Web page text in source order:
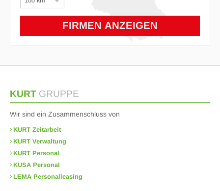
KURT GRUPPE
Wir sind ein Zusammenschluss von
KURT Zeitarbeit
KURT Verwaltung
KURT Personal
KUSA Personal
LEMA Personalleasing